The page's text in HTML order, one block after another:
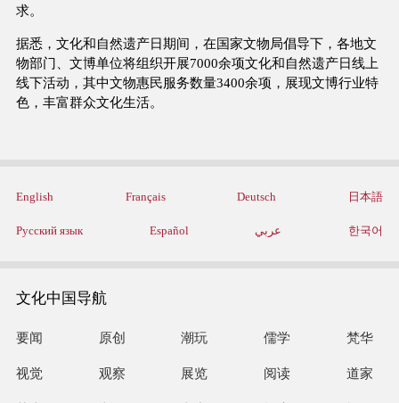
求。
据悉，文化和自然遗产日期间，在国家文物局倡导下，各地文
物部门、文博单位将组织开展7000余项文化和自然遗产日线上
线下活动，其中文物惠民服务数量3400余项，展现文博行业特
色，丰富群众文化生活。
English Français Deutsch 日本語
Русский язык Español عربي 한국어
文化中国导航
要闻 原创 潮玩 儒学 梵华
视觉 观察 展览 阅读 道家